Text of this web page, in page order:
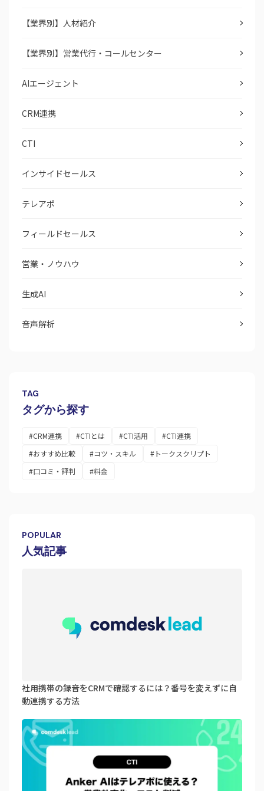
【業界別】人材紹介
【業界別】営業代行・コールセンター
AIエージェント
CRM連携
CTI
インサイドセールス
テレアポ
フィールドセールス
営業・ノウハウ
生成AI
音声解析
TAG
タグから探す
#CRM連携 #CTIとは #CTI活用
#CTI連携
#おすすめ比較
#コツ・スキル
#トークスクリプト
#口コミ・評判
#料金
POPULAR
人気記事
社用携帯の録音をCRMで確認するには？番号を変えずに自
動連携する方法